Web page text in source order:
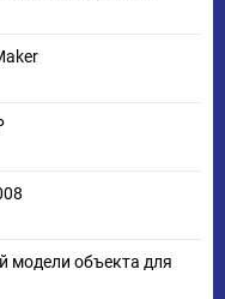
модели объекта для